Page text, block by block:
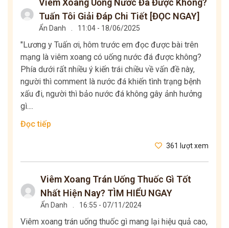
Tuấn Tôi Giải Đáp Chi Tiết [ĐỌC NGAY]
Ẩn Danh 11:04 - 18/06/2025
"Lương y Tuấn ơi, hôm trước em đọc được bài trên
mạng là viêm xoang có uống nước đá được không?
Phía dưới rất nhiều ý kiến trái chiều về vấn đề này,
người thì comment là nước đá khiến tình trạng bệnh
xấu đi, người thì bảo nước đá không gây ảnh hưởng
gì....
Đọc tiếp
361 lượt xem
Viêm Xoang Trán Uống Thuốc Gì Tốt
Nhất Hiện Nay? TÌM HIỂU NGAY
Ẩn Danh 16:55 - 07/11/2024
Viêm xoang trán uống thuốc gì mang lại hiệu quả cao,